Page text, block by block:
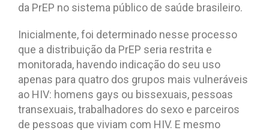
da PrEP no sistema público de saúde brasileiro.
Inicialmente, foi determinado nesse processo
que a distribuição da PrEP seria restrita e
monitorada, havendo indicação do seu uso
apenas para quatro dos grupos mais vulneráveis
ao HIV: homens gays ou bissexuais, pessoas
transexuais, trabalhadores do sexo e parceiros
de pessoas que viviam com HIV. E mesmo